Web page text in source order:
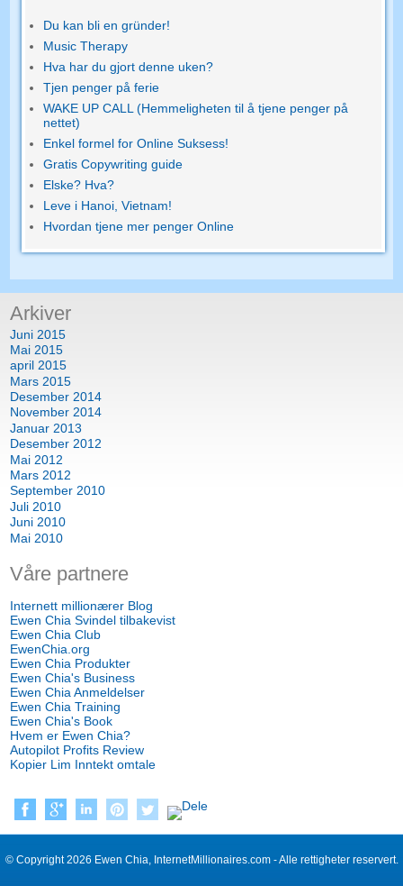
Du kan bli en gründer!
Music Therapy
Hva har du gjort denne uken?
Tjen penger på ferie
WAKE UP CALL (Hemmeligheten til å tjene penger på
nettet)
Enkel formel for Online Suksess!
Gratis Copywriting guide
Elske? Hva?
Leve i Hanoi, Vietnam!
Hvordan tjene mer penger Online
Arkiver
Juni 2015
Mai 2015
april 2015
Mars 2015
Desember 2014
November 2014
Januar 2013
Desember 2012
Mai 2012
Mars 2012
September 2010
Juli 2010
Juni 2010
Mai 2010
Våre partnere
Internett millionærer Blog
Ewen Chia Svindel tilbakevist
Ewen Chia Club
EwenChia.org
Ewen Chia Produkter
Ewen Chia's Business
Ewen Chia Anmeldelser
Ewen Chia Training
Ewen Chia's Book
Hvem er Ewen Chia?
Autopilot Profits Review
Kopier Lim Inntekt omtale
© Copyright 2026 Ewen Chia, InternetMillionaires.com - Alle rettigheter reservert.